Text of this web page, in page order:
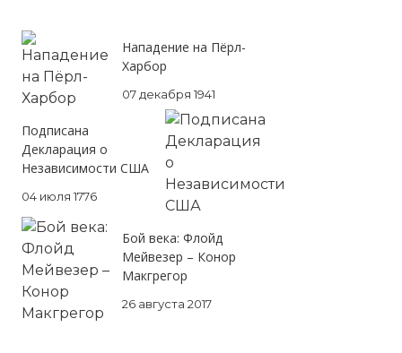
Нападение на Пёрл-
Харбор
07 декабря 1941
Подписана
Декларация о
Независимости США
04 июля 1776
Бой века: Флойд
Мейвезер – Конор
Макгрегор
26 августа 2017